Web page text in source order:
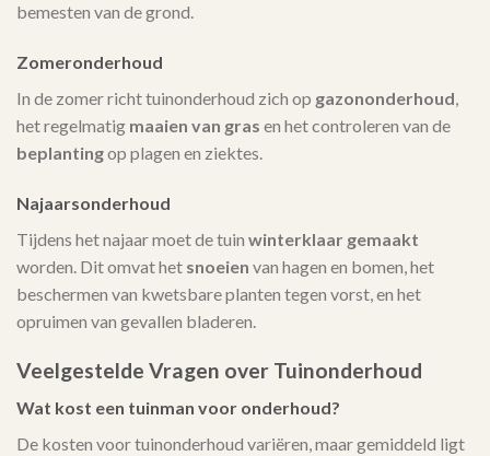
bemesten van de grond.
Zomeronderhoud
In de zomer richt tuinonderhoud zich op gazononderhoud,
het regelmatig maaien van gras en het controleren van de
beplantingop plagen en ziektes.
Najaarsonderhoud
Tijdens het najaar moet de tuin winterklaar gemaakt
worden. Dit omvat het snoeien van hagen en bomen, het
beschermen van kwetsbare planten tegen vorst, en het
opruimen van gevallen bladeren.
Veelgestelde Vragen over Tuinonderhoud
Wat kost een tuinman voor onderhoud?
De kosten voor tuinonderhoud variëren, maar gemiddeld ligt